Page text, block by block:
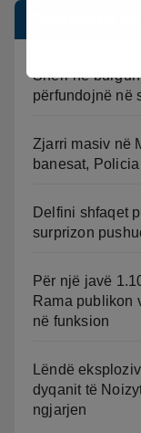
Sherr në
përfundojnë në
Zjarri masiv në
banesat,
Delfini shfaqet
surprizon
Për një javë
Rama publikon
në funksion
Lëndë
dyqanit të
ngjarjen